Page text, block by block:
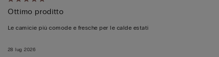
5
su
28 lug 2026
Ottimo proditto
Le camicie più comode e fresche per le calde estati